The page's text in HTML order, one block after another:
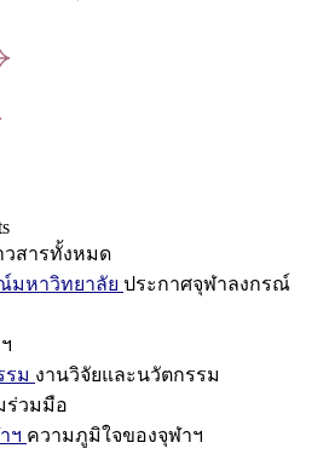
วสารทั้งหมด
มหาวิทยาลัย ประกาศจุฬาลงกรณ์
รม งานวิจัยและนวัตกรรม
ร่วมมือ
ฯ ความภูมิใจของจุฬาฯ